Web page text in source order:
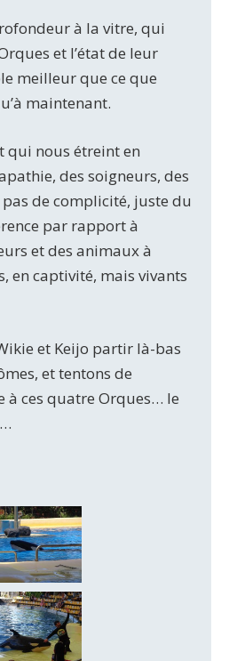
à la vitre, qui
et l’état de leur
meilleur que ce que
maintenant.
qui nous étreint en
des soigneurs, des
de complicité, juste du
par rapport à
et des animaux à
en captivité, mais vivants
et Keijo partir là-bas
et tentons de
à ces quatre Orques… le